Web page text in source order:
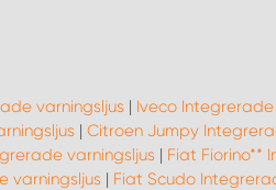
varningsljus | Iveco Integrerade
| Citroen Jumpy
varningsljus | Fiat Fiorino**
varningsljus | Fiat Scudo